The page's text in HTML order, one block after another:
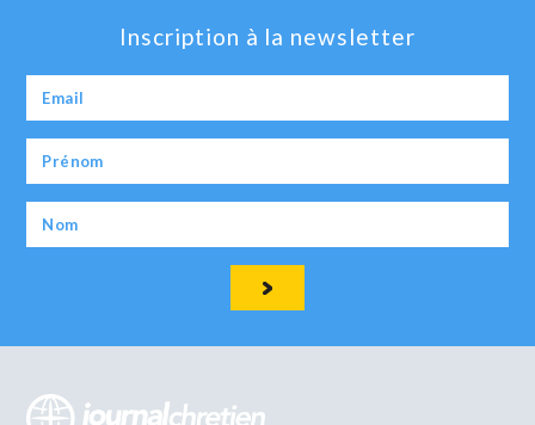
Inscription à la newsletter